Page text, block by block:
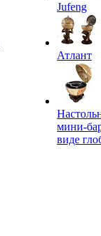
Jufeng
Атлант
мини-
виде